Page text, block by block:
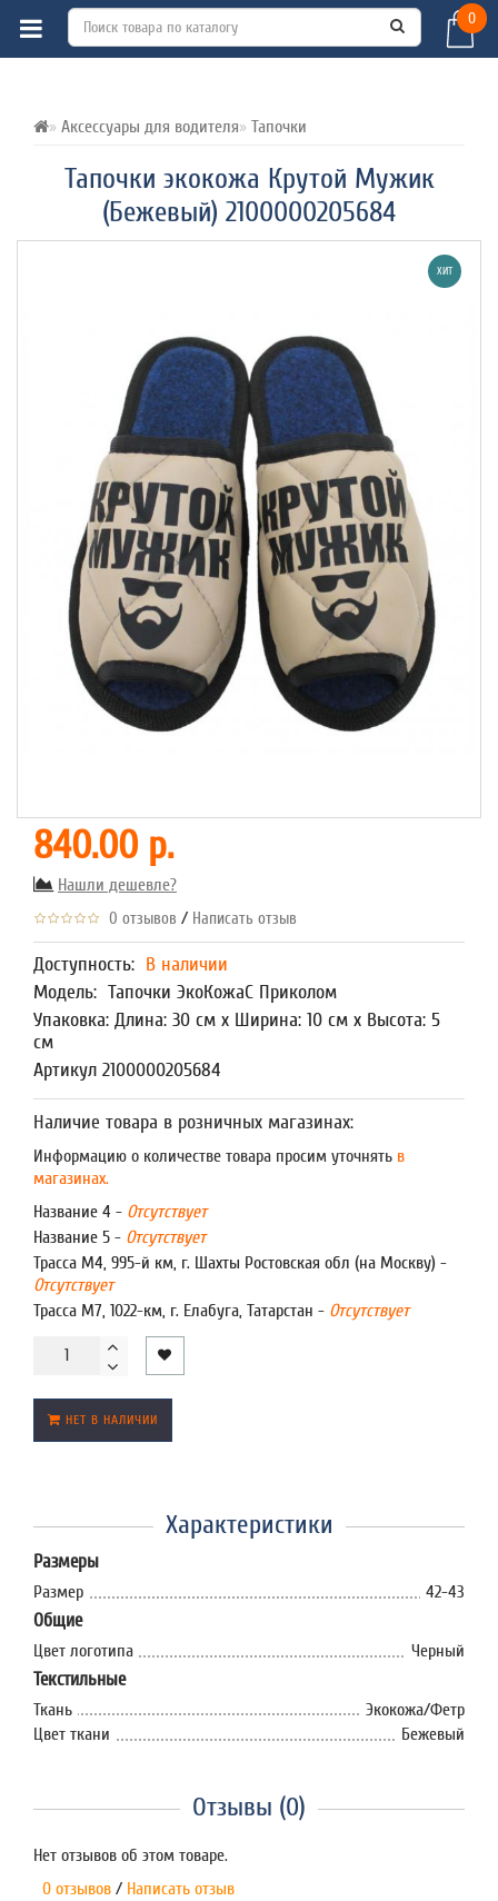
0
Аксессуары для водителя Тапочки
Тапочки экокожа Крутой Мужик
(Бежевый) 2100000205684
ВСЕ О ТОВАРЕ ХАРАКТЕРИСТИКИ
ХИТ
840.00 р.
Нашли дешевле?
0 отзывов / Написать отзыв
Доступность: В наличии
Модель: Тапочки ЭкоКожаС Приколом
Упаковка: Длина: 30 см x Ширина: 10 см x Высота: 5
см
Артикул 2100000205684
Наличие товара в розничных магазинах:
Информацию о количестве товара просим уточнять в
магазинах.
Название 4 - Отсутствует
Название 5 - Отсутствует
Трасса М4, 995-й км, г. Шахты Ростовская обл (на Москву) -
Отсутствует
Трасса М7, 1022-км, г. Елабуга, Татарстан - Отсутствует
НЕТ В НАЛИЧИИ
Характеристики
Размеры
Размер 42-43
Общие
Цвет логотипа Черный
Текстильные
Ткань
Экокожа/Фетр
Цвет ткани
Бежевый
Отзывы (0)
Нет отзывов об этом товаре.
0 отзывов / Написать отзыв